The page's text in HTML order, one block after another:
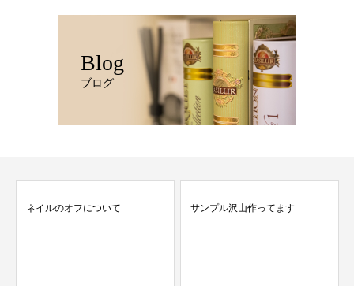
Blog
ブログ
ネイルのオフについて サンプル沢山作ってます